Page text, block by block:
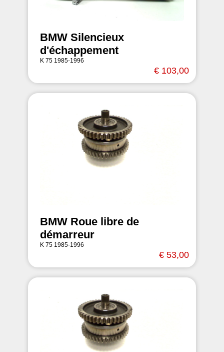
BMW Silencieux
d'échappement
K 75 1985-1996
€ 103,00
BMW Roue libre de
démarreur
K 75 1985-1996
€ 53,00